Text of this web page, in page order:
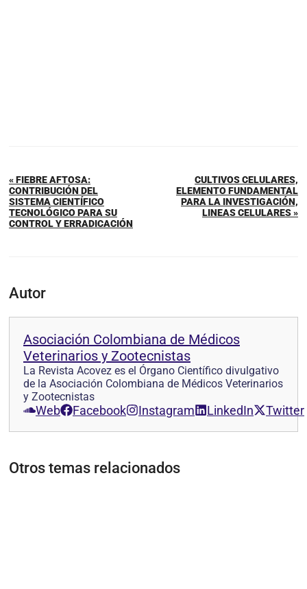
« FIEBRE AFTOSA:
CONTRIBUCIÓN DEL
SISTEMA CIENTÍFICO
TECNOLÓGICO PARA SU
CONTROL Y ERRADICACIÓN
CULTIVOS CELULARES,
ELEMENTO FUNDAMENTAL
PARA LA INVESTIGACIÓN,
LINEAS CELULARES »
Autor
Asociación Colombiana de Médicos
Veterinarios y Zootecnistas
La Revista Acovez es el Órgano Científico divulgativo
de la Asociación Colombiana de Médicos Veterinarios
y Zootecnistas
Web Facebook Instagram LinkedIn Twitter
Otros temas relacionados